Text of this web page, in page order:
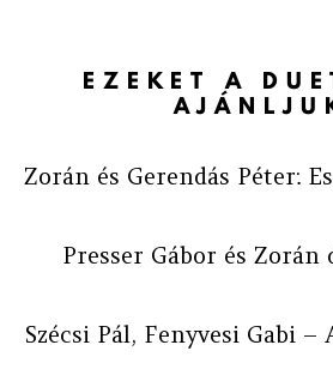
EZEKET A
Zorán és Gerendás Péter:
Presser Gábor és
Szécsi Pál, Fenyvesi Gabi –